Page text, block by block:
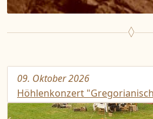
09. Oktober 2026